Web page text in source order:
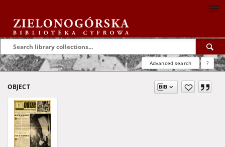
Advanced search ?
OBJECT